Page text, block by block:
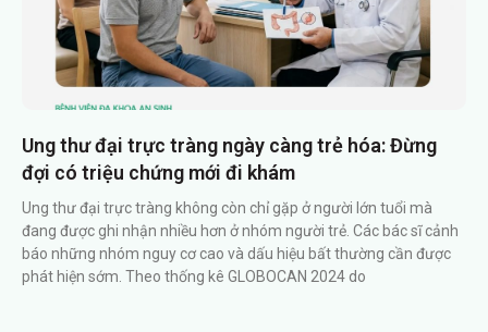
Ung thư đại trực tràng ngày càng trẻ hóa: Đừng
đợi có triệu chứng mới đi khám
Ung thư đại trực tràng không còn chỉ gặp ở người lớn tuổi mà
đang được ghi nhận nhiều hơn ở nhóm người trẻ. Các bác sĩ cảnh
báo những nhóm nguy cơ cao và dấu hiệu bất thường cần được
phát hiện sớm. Theo thống kê GLOBOCAN 2024 do